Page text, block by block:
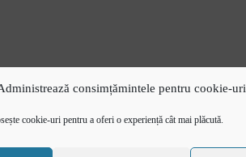
consimțămintele pentru cookie-uri
cookie-uri pentru a oferi o experiență cât mai plăcută.